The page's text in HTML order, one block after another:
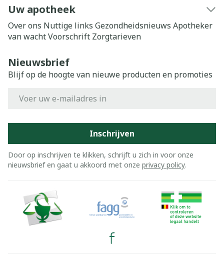
Uw apotheek
Over ons Nuttige links Gezondheidsnieuws Apotheker
van wachtVoorschrift Zorgtarieven
Nieuwsbrief
Blijf op de hoogte van nieuwe producten en promoties
Inschrijven
Door op inschrijven te klikken, schrijft u zich in voor onze
nieuwsbrief en gaat u akkoord met onze privacy policy.